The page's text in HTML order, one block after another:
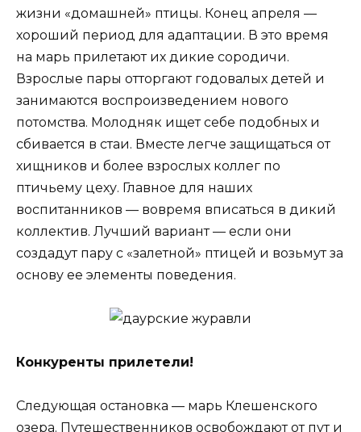
жизни «домашней» птицы. Конец апреля —
хороший период для адаптации. В это время
на марь прилетают их дикие сородичи.
Взрослые пары отторгают годовалых детей и
занимаются воспроизведением нового
потомства. Молодняк ищет себе подобных и
сбивается в стаи. Вместе легче защищаться от
хищников и более взрослых коллег по
птичьему цеху. Главное для наших
воспитанников — вовремя вписаться в дикий
коллектив. Лучший вариант — если они
создадут пару с «залетной» птицей и возьмут за
основу ее элементы поведения.
Конкуренты прилетели!
Следующая остановка — марь Клешенского
озера. Путешественников освобождают от пут и